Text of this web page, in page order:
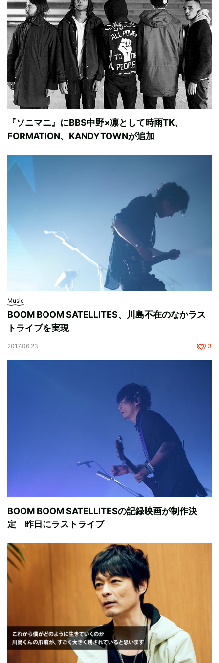
『ソニマニ』にBBS中野×凛として時雨TK、
FORMATION、KANDYTOWNが追加
Music
BOOM BOOM SATELLITES、川島不在のなかラス
トライブを実現
2017.06.23 3
BOOM BOOM SATELLITESの記録映画が制作決
定 昨日にラストライブ